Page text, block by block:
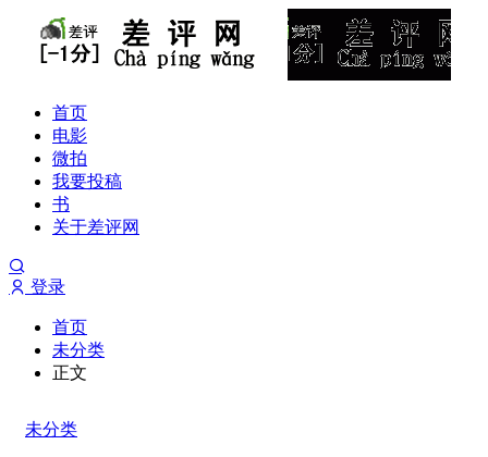
首页
电影
微拍
我要投稿
书
关于差评网
登录
首页
未分类
正文
未分类